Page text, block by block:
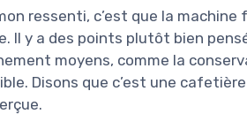
ressenti, c’est que la
Il y a des points plutôt bien
moyens, comme la
Disons que c’est une